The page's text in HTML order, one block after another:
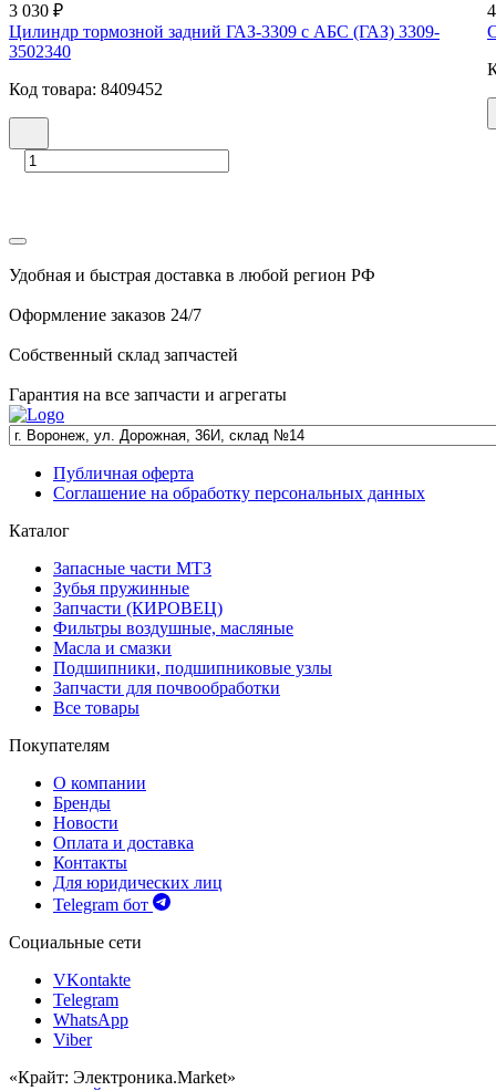
3 030 ₽
Цилиндр тормозной задний ГАЗ-3309 с АБС (ГАЗ) 3309-
3502340
Код товара: 8409452
Удобная и быстрая доставка в любой регион РФ
Оформление заказов 24/7
Собственный склад запчастей
Гарантия на все запчасти и агрегаты
Публичная оферта
Соглашение на обработку персональных данных
Каталог
Запасные части МТЗ
Зубья пружинные
Запчасти (КИРОВЕЦ)
Фильтры воздушные, масляные
Масла и смазки
Подшипники, подшипниковые узлы
Запчасти для почвообработки
Все товары
Покупателям
О компании
Бренды
Новости
Оплата и доставка
Контакты
Для юридических лиц
Telegram бот
Социальные сети
VKontakte
Telegram
WhatsApp
Viber
«Крайт: Электроника.Market»